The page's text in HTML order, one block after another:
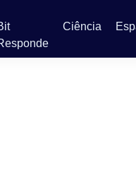
Ciência